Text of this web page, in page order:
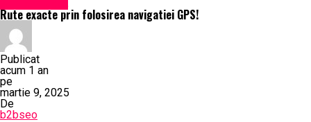
Rute exacte prin folosirea navigatiei GPS!
Publicat
acum 1 an
pe
martie 9, 2025
De
b2bseo